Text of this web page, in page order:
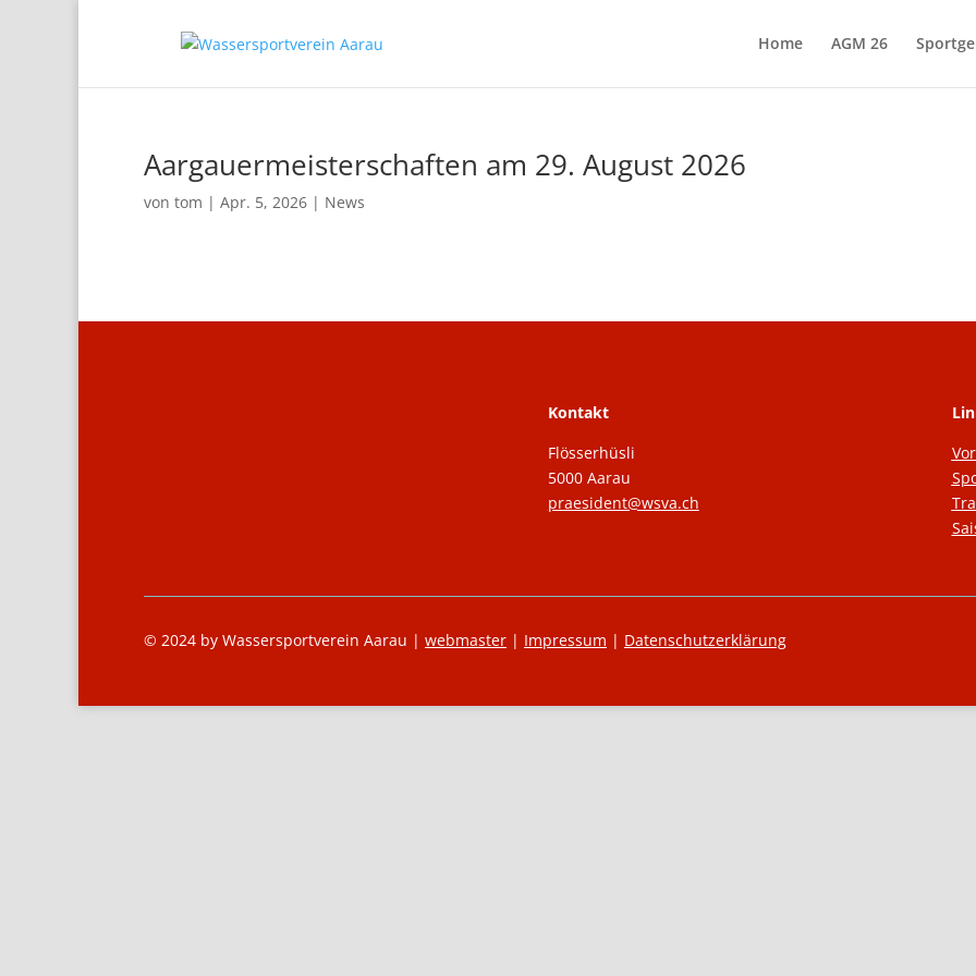
Home AGM 26
Aargauermeisterschaften am 29. August 2026
von tom | Apr. 5, 2026 | News
Kontakt
Flösserhüsli
5000 Aarau
praesident@wsva.ch
© 2024 by Wassersportverein Aarau | webmaster | Impressum | Datenschutzerklärung